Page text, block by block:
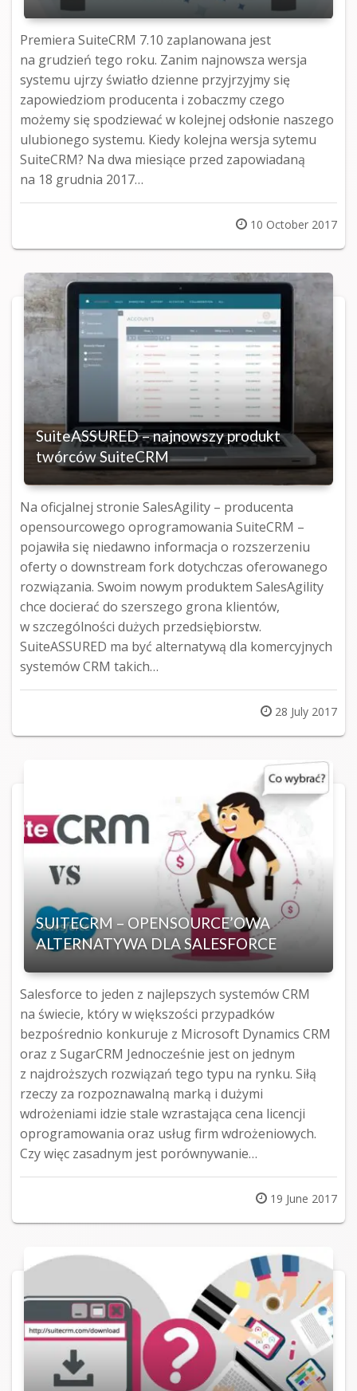
Premiera SuiteCRM 7.10 zaplanowana jest
na grudzień tego roku. Zanim najnowsza wersja
systemu ujrzy światło dzienne przyjrzyjmy się
zapowiedziom producenta i zobaczmy czego
możemy się spodziewać w kolejnej odsłonie naszego
ulubionego systemu. Kiedy kolejna wersja sytemu
SuiteCRM? Na dwa miesiące przed zapowiadaną
na 18 grudnia 2017…
Posted
on
10 October 2017
SuiteASSURED – najnowszy produkt
twórców SuiteCRM
Na oficjalnej stronie SalesAgility – producenta
opensourcowego oprogramowania SuiteCRM –
pojawiła się niedawno informacja o rozszerzeniu
oferty o downstream fork dotychczas oferowanego
rozwiązania. Swoim nowym produktem SalesAgility
chce docierać do szerszego grona klientów,
w szczególności dużych przedsiębiorstw.
SuiteASSURED ma być alternatywą dla komercyjnych
systemów CRM takich…
Posted
on
28 July 2017
SUITECRM – OPENSOURCE’OWA
ALTERNATYWA DLA SALESFORCE
Salesforce to jeden z najlepszych systemów CRM
na świecie, który w większości przypadków
bezpośrednio konkuruje z Microsoft Dynamics CRM
oraz z SugarCRM Jednocześnie jest on jednym
z najdroższych rozwiązań tego typu na rynku. Siłą
rzeczy za rozpoznawalną marką i dużymi
wdrożeniami idzie stale wzrastająca cena licencji
oprogramowania oraz usług firm wdrożeniowych.
Czy więc zasadnym jest porównywanie…
Posted
on
19 June 2017